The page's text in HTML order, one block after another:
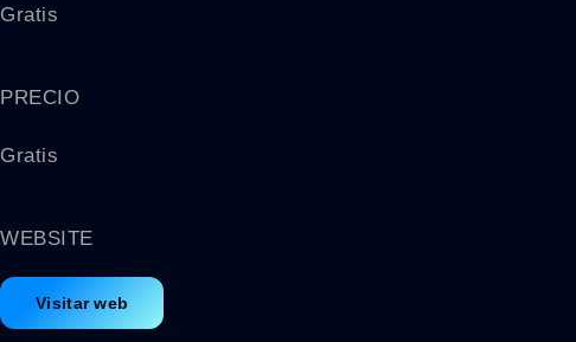
Gratis
PRECIO
Gratis
WEBSITE
Visitar web